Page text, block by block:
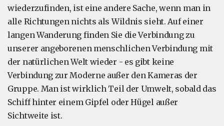
wiederzufinden, ist eine andere Sache, wenn man in
alle Richtungen nichts als Wildnis sieht. Auf einer
langen Wanderung finden Sie die Verbindung zu
unserer angeborenen menschlichen Verbindung mit
der natürlichen Welt wieder - es gibt keine
Verbindung zur Moderne außer den Kameras der
Gruppe. Man ist wirklich Teil der Umwelt, sobald das
Schiff hinter einem Gipfel oder Hügel außer
Sichtweite ist.